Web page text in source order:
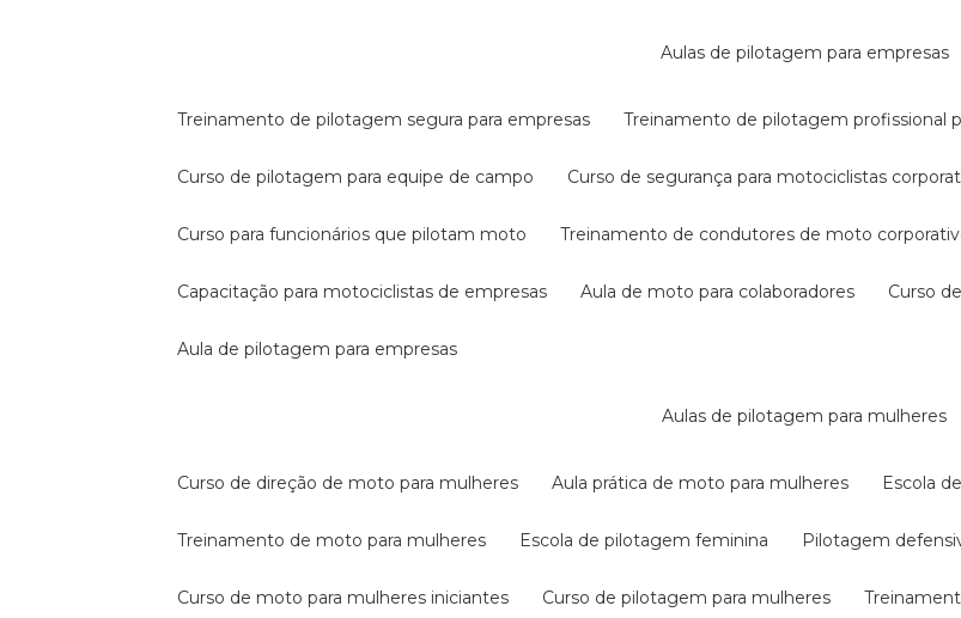
aulas de pilotagem para empresas
treinamento de pilotagem segura para empresas treinamento de pilotagem profissional
curso de pilotagem para equipe de campo curso de segurança para motociclistas
curso para funcionários que pilotam moto treinamento de condutores de moto
capacitação para motociclistas de empresas aula de moto para colaboradores curso
aula de pilotagem para empresas
aulas de pilotagem para mulheres
curso de direção de moto para mulheres aula prática de moto para mulheres escola
treinamento de moto para mulheres escola de pilotagem feminina pilotagem
curso de moto para mulheres iniciantes curso de pilotagem para mulheres